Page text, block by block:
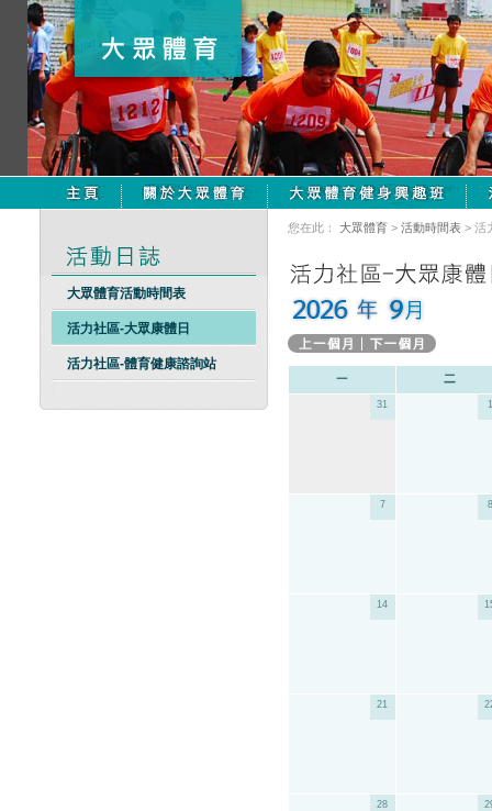
大眾體育活動時間表
活力社區-大眾康體日
活力社區-體育健康諮詢站
您在此： 大眾體育 > 活動時間表 > 活
31 1
7 8
14
21
28